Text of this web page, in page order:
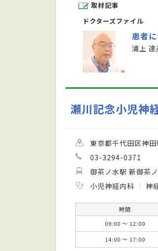
取材記事
ドクターズファイル
患者
浦上 達
瀬川記念小児神
東京都千代田区神
03-3294-0371
御茶ノ水駅 新御茶
小児神経内科
神
時間
09:00 ～ 12:00
14:00 ～ 17:00